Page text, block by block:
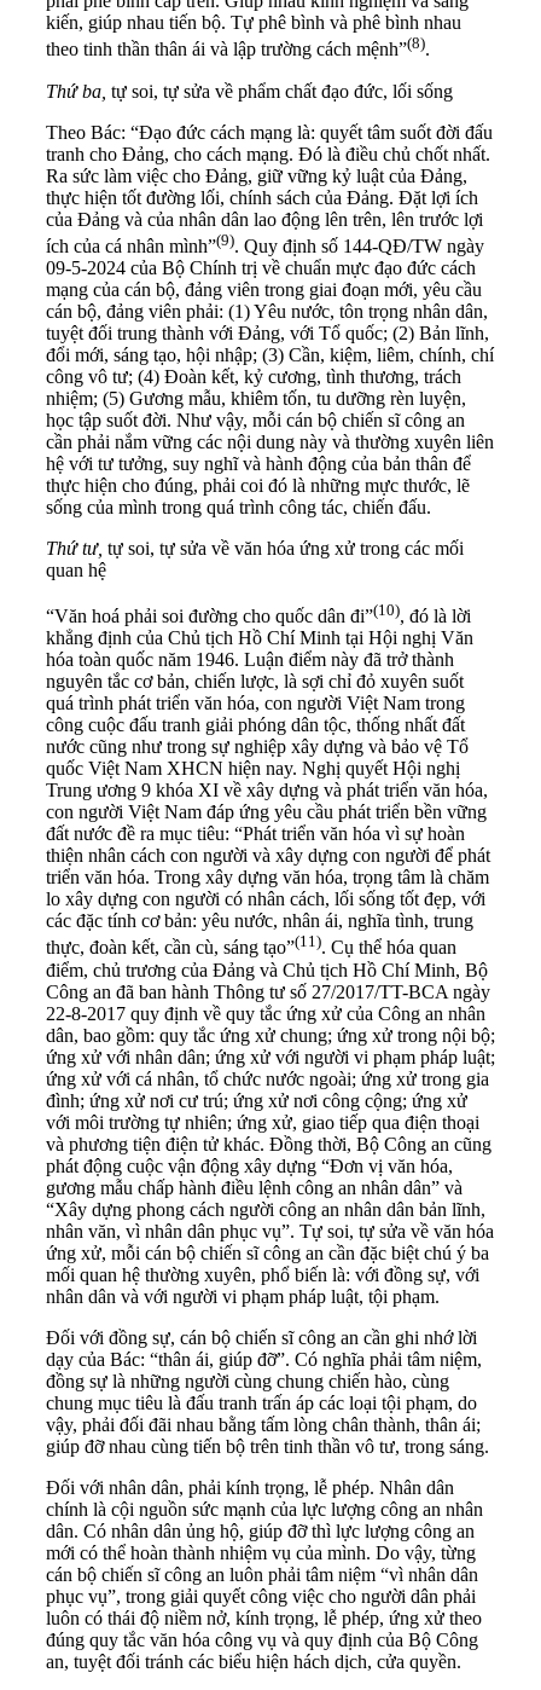
kiến, giúp nhau tiến bộ. Tự phê bình và phê bình nhau
theo tinh thần thân ái và lập trường cách mệnh”(8).
Thứ ba, tự soi, tự sửa về phẩm chất đạo đức, lối sống
Theo Bác: “Đạo đức cách mạng là: quyết tâm suốt đời đấu
tranh cho Đảng, cho cách mạng. Đó là điều chủ chốt nhất.
Ra sức làm việc cho Đảng, giữ vững kỷ luật của Đảng,
thực hiện tốt đường lối, chính sách của Đảng. Đặt lợi ích
của Đảng và của nhân dân lao động lên trên, lên trước lợi
ích của cá nhân mình”(9). Quy định số 144-QĐ/TW ngày
09-5-2024 của Bộ Chính trị về chuẩn mực đạo đức cách
mạng của cán bộ, đảng viên trong giai đoạn mới, yêu cầu
cán bộ, đảng viên phải: (1) Yêu nước, tôn trọng nhân dân,
tuyệt đối trung thành với Đảng, với Tổ quốc; (2) Bản lĩnh,
đổi mới, sáng tạo, hội nhập; (3) Cần, kiệm, liêm, chính, chí
công vô tư; (4) Đoàn kết, kỷ cương, tình thương, trách
nhiệm; (5) Gương mẫu, khiêm tốn, tu dưỡng rèn luyện,
học tập suốt đời. Như vậy, mỗi cán bộ chiến sĩ công an
cần phải nắm vững các nội dung này và thường xuyên liên
hệ với tư tưởng, suy nghĩ và hành động của bản thân để
thực hiện cho đúng, phải coi đó là những mực thước, lẽ
sống của mình trong quá trình công tác, chiến đấu.
Thứ tư, tự soi, tự sửa về văn hóa ứng xử trong các mối
quan hệ
“Văn hoá phải soi đường cho quốc dân đi”(10), đó là lời
khẳng định của Chủ tịch Hồ Chí Minh tại Hội nghị Văn
hóa toàn quốc năm 1946. Luận điểm này đã trở thành
nguyên tắc cơ bản, chiến lược, là sợi chỉ đỏ xuyên suốt
quá trình phát triển văn hóa, con người Việt Nam trong
công cuộc đấu tranh giải phóng dân tộc, thống nhất đất
nước cũng như trong sự nghiệp xây dựng và bảo vệ Tổ
quốc Việt Nam XHCN hiện nay. Nghị quyết Hội nghị
Trung ương 9 khóa XI về xây dựng và phát triển văn hóa,
con người Việt Nam đáp ứng yêu cầu phát triển bền vững
đất nước đề ra mục tiêu: “Phát triển văn hóa vì sự hoàn
thiện nhân cách con người và xây dựng con người để phát
triển văn hóa. Trong xây dựng văn hóa, trọng tâm là chăm
lo xây dựng con người có nhân cách, lối sống tốt đẹp, với
các đặc tính cơ bản: yêu nước, nhân ái, nghĩa tình, trung
thực, đoàn kết, cần cù, sáng tạo”(11). Cụ thể hóa quan
điểm, chủ trương của Đảng và Chủ tịch Hồ Chí Minh, Bộ
Công an đã ban hành Thông tư số 27/2017/TT-BCA ngày
22-8-2017 quy định về quy tắc ứng xử của Công an nhân
dân, bao gồm: quy tắc ứng xử chung; ứng xử trong nội bộ;
ứng xử với nhân dân; ứng xử với người vi phạm pháp luật;
ứng xử với cá nhân, tổ chức nước ngoài; ứng xử trong gia
đình; ứng xử nơi cư trú; ứng xử nơi công cộng; ứng xử
với môi trường tự nhiên; ứng xử, giao tiếp qua điện thoại
và phương tiện điện tử khác. Đồng thời, Bộ Công an cũng
phát động cuộc vận động xây dựng “Đơn vị văn hóa,
gương mẫu chấp hành điều lệnh công an nhân dân” và
“Xây dựng phong cách người công an nhân dân bản lĩnh,
nhân văn, vì nhân dân phục vụ”. Tự soi, tự sửa về văn hóa
ứng xử, mỗi cán bộ chiến sĩ công an cần đặc biệt chú ý ba
mối quan hệ thường xuyên, phổ biến là: với đồng sự, với
nhân dân và với người vi phạm pháp luật, tội phạm.
Đối với đồng sự, cán bộ chiến sĩ công an cần ghi nhớ lời
dạy của Bác: “thân ái, giúp đỡ”. Có nghĩa phải tâm niệm,
đồng sự là những người cùng chung chiến hào, cùng
chung mục tiêu là đấu tranh trấn áp các loại tội phạm, do
vậy, phải đối đãi nhau bằng tấm lòng chân thành, thân ái;
giúp đỡ nhau cùng tiến bộ trên tinh thần vô tư, trong sáng.
Đối với nhân dân, phải kính trọng, lễ phép. Nhân dân
chính là cội nguồn sức mạnh của lực lượng công an nhân
dân. Có nhân dân ủng hộ, giúp đỡ thì lực lượng công an
mới có thể hoàn thành nhiệm vụ của mình. Do vậy, từng
cán bộ chiến sĩ công an luôn phải tâm niệm “vì nhân dân
phục vụ”, trong giải quyết công việc cho người dân phải
luôn có thái độ niềm nở, kính trọng, lễ phép, ứng xử theo
đúng quy tắc văn hóa công vụ và quy định của Bộ Công
an, tuyệt đối tránh các biểu hiện hách dịch, cửa quyền.